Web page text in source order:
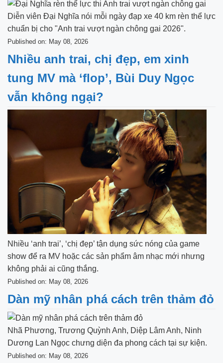
Diễn viên Đại Nghĩa nói mỗi ngày đạp xe 40 km rèn thể lực
chuẩn bị cho "Anh trai vượt ngàn chông gai 2026".
Published on: May 08, 2026
Nhiều anh trai, chị đẹp, em xinh
tung MV mà ‘flop’, Bùi Duy Ngọc
vẫn không ngại?
Nhiều ‘anh trai’, ‘chị đẹp’ tận dụng sức nóng của game
show để ra MV hoặc các sản phẩm âm nhạc mới nhưng
không phải ai cũng thắng.
Published on: May 08, 2026
Dàn mỹ nhân phá cách trên thảm đỏ
Nhã Phương, Trương Quỳnh Anh, Diệp Lâm Anh, Ninh
Dương Lan Ngọc chưng diện đa phong cách tại sự kiện.
Published on: May 08, 2026